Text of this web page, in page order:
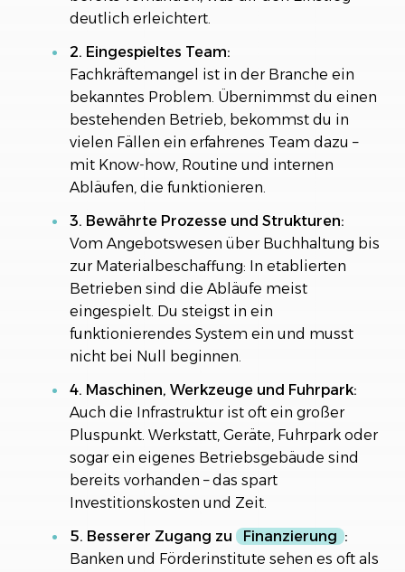
deutlich erleichtert.
2. Eingespieltes Team:
Fachkräftemangel ist in der Branche ein
bekanntes Problem. Übernimmst du einen
bestehenden Betrieb, bekommst du in
vielen Fällen ein erfahrenes Team dazu –
mit Know-how, Routine und internen
Abläufen, die funktionieren.
3. Bewährte Prozesse und Strukturen:
Vom Angebotswesen über Buchhaltung bis
zur Materialbeschaffung: In etablierten
Betrieben sind die Abläufe meist
eingespielt. Du steigst in ein
funktionierendes System ein und musst
nicht bei Null beginnen.
4. Maschinen, Werkzeuge und Fuhrpark:
Auch die Infrastruktur ist oft ein großer
Pluspunkt. Werkstatt, Geräte, Fuhrpark oder
sogar ein eigenes Betriebsgebäude sind
bereits vorhanden – das spart
Investitionskosten und Zeit.
5. Besserer Zugang zu
Finanzierung :
Banken und Förderinstitute sehen es oft als